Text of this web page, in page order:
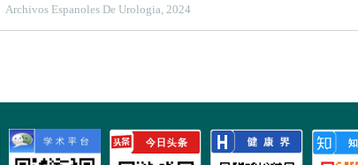
Archivos Espanoles De Urologia, 2024